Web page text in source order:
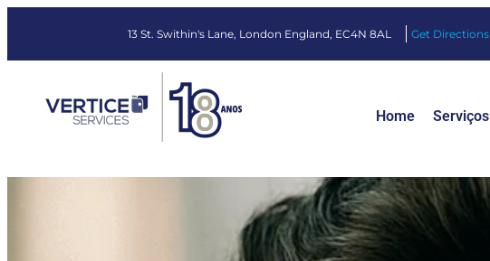
13 St. Swithin's Lane, London England, EC4N 8AL Get Directions
Home Serviços